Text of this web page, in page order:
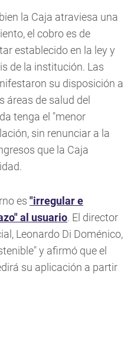
la Caja atraviesa una
el cobro es de
establecido en la ley y
de la institución. Las
su disposición a
áreas de salud del
tenga el "menor
sin renunciar a la
que la Caja
es "irregular e
al usuario. El director
Leonardo Di Doménico,
y afirmó que el
su aplicación a partir